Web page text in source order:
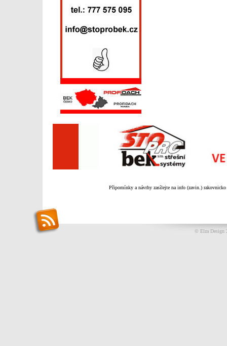
Připomínky a návrhy zasílejte na info (zavin.) rakovnicko
© Elza Design